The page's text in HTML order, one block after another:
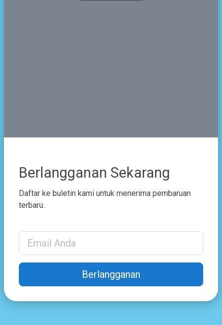
Berlangganan Sekarang
Daftar ke buletin kami untuk menerima pembaruan
terbaru.
Email Address
Berlangganan